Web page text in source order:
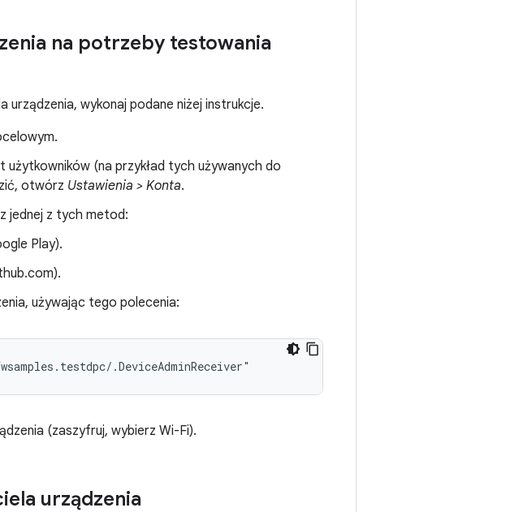
na potrzeby testowania
wykonaj podane niżej instrukcje.
użytkowników (na przykład tych używanych do
otwórz Ustawienia > Konta.
jednej z tych metod:
Play).
używając tego polecenia:
(zaszyfruj, wybierz Wi-Fi).
urządzenia